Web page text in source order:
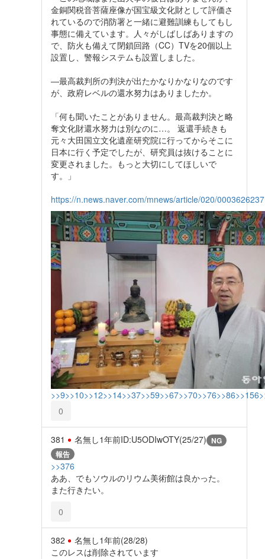
金銅関税音菩薩座像が国宝級文化財として評価さ
れているので消防署と一緒に避難訓練もしてもし
事態に備えています。人々がしばしばありますの
で、防火も備えて閉鎖回路（CC）TVを20個以上
設置し、警報システムも設置しました。
―最高裁判所の判決が出たかなりかなりなのです
が、政府レベルの還水努力はありましたか。
「何も聞いたことがありません。最高裁判決と略
奪文化財還水努力は別なのに…。 返還手続きも
元々大田国立文化遺産研究院に行ってからそこに
日本に行く予定でしたが、研究員は抜けることに
変更されました。もっと大切にしてほしいで
す。」
https://n.news.naver.com/mnews/article/020/0003626237
>>9>>10>>12>>14>>37>>59>>67>>70>>76>>86>>156
0
381 名無し1年前ID:U5ODIwOTY(25/27) NG
報告
>>376
ああ、でもソウルのリウム美術館は良かった。
また行きたい。
0
382 名無し1年前(28/28)
このレスは削除されています